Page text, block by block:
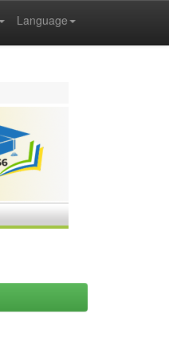
Language